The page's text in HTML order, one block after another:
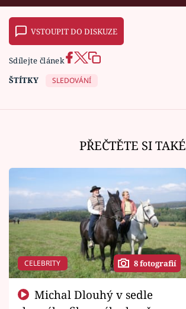
VSTOUPIT DO DISKUZE
Sdílejte článek
ŠTÍTKY
SLEDOVÁNÍ
PŘEČTĚTE SI TAKÉ
CELEBRITY 8 fotografií